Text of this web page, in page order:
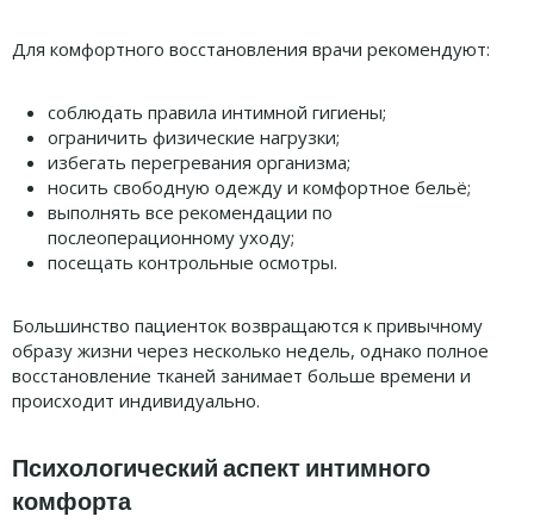
Для комфортного восстановления врачи рекомендуют:
соблюдать правила интимной гигиены;
ограничить физические нагрузки;
избегать перегревания организма;
носить свободную одежду и комфортное бельё;
выполнять все рекомендации по
послеоперационному уходу;
посещать контрольные осмотры.
Большинство пациенток возвращаются к привычному
образу жизни через несколько недель, однако полное
восстановление тканей занимает больше времени и
происходит индивидуально.
Психологический аспект интимного
комфорта